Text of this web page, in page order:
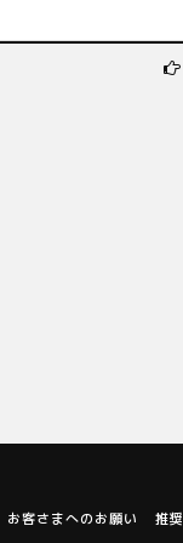
お客さまへのお願い 推